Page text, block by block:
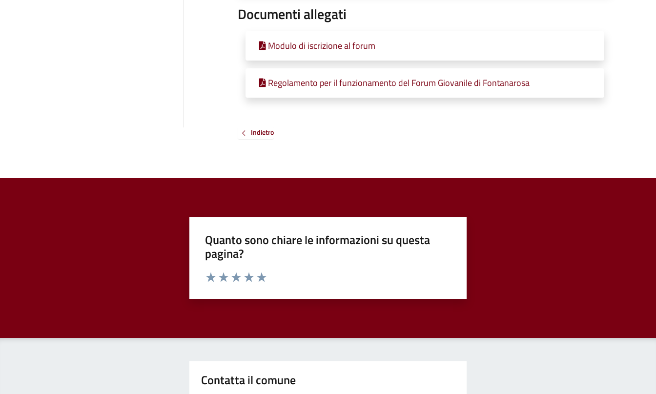
Documenti allegati
Modulo di iscrizione al forum
Regolamento per il funzionamento del Forum Giovanile di Fontanarosa
Indietro
Quanto sono chiare le informazioni su questa
pagina?
Valuta da 1 a 5 stelle la pagina
Contatta il comune